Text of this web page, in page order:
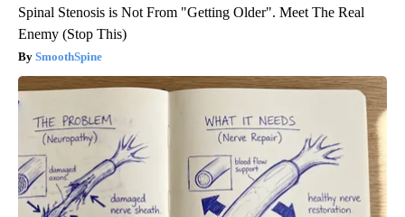
Spinal Stenosis is Not From "Getting Older". Meet The Real
Enemy (Stop This)
SmoothSpine